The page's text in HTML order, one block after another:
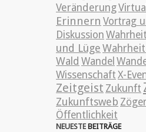
Veränderung
Erinnern Vortrag
Diskussion Wahrheit
und Lüge
Wald Wandel
Wissenschaft X-
Zeitgeist Zukunft
Zukunftsweb
Öffentlichkeit
NEUESTEBEITRÄGE